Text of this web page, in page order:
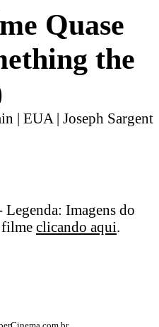
Quase
the
| EUA | Joseph Sargent
Imagens do
filme clicando aqui.